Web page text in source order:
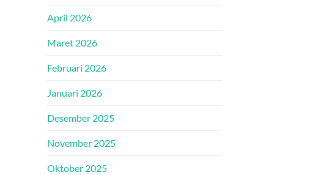
April 2026
Maret 2026
Februari 2026
Januari 2026
Desember 2025
November 2025
Oktober 2025